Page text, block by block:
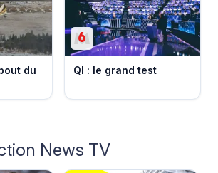
du
QI : le grand test
News TV